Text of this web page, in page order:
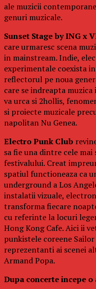
ale muzicii
genuri muzicale.
Sunset Stage by ING x
care urmaresc scena
in mainstream. Indie,
experimentale coexista
reflectorul pe noua
care se indreapta
va urca si 2hollis,
si proiecte muzicale
napolitan Nu Genea.
Electro Punk Club
sa fie una dintre cele
festivalului. Creat
spatiul functioneaza ca
underground a Los
instalatii vizuale,
transforma fiecare
cu referinte la locuri
Hong Kong Cafe. Aici ii
punkistele coreene
reprezentanti ai scenei
Armand Popa.
Dupa concerte incepe